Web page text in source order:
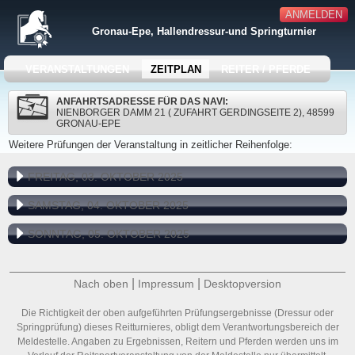
ANMELDEN
Gronau-Epe, Hallendressur-und Springturnier
VERANSTALTUNGEN ZEITPLAN REITER / PFERDE
ANFAHRTSADRESSE FÜR DAS NAVI:
NIENBORGER DAMM 21 ( ZUFAHRT GERDINGSEITE 2), 48599
GRONAU-EPE
Weitere Prüfungen der Veranstaltung in zeitlicher Reihenfolge:
FREITAG, 03. OKTOBER 2025
SAMSTAG, 04. OKTOBER 2025
SONNTAG, 05. OKTOBER 2025
Nach oben Impressum Desktopversion
Die Richtigkeit der oben aufgeführten Prüfungsergebnisse (Dressur oder
Springprüfung) dieses Reitturnieres, obligt dem Verantwortungsbereich der
Meldestelle. Angaben zu Ergebnissen, Reitern und Pferden werden uns im